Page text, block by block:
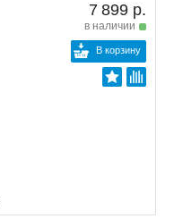
7 899 р.
в наличии
В корзину